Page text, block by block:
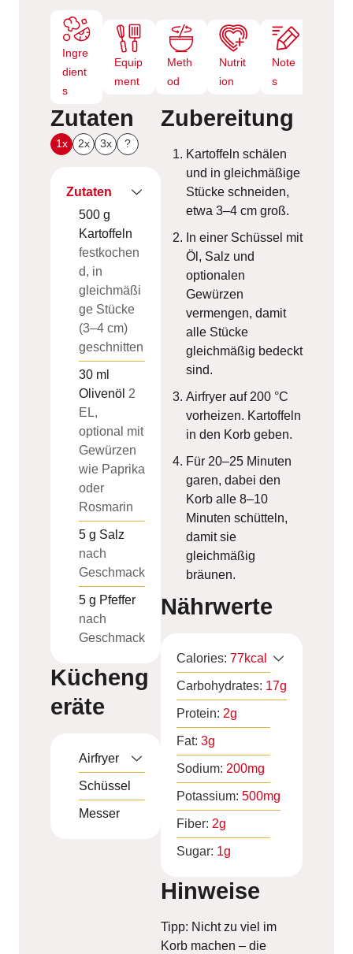
Ingre
dient
s
Equip
ment
Meth
od
Nutrit
ion
Note
s
Zutaten
1x 2x 3x ?
Zutaten
500 g
Kartoffeln
festkochen
d, in
gleichmäßi
ge Stücke
(3–4 cm)
geschnitten
30 ml
Olivenöl 2
EL,
optional mit
Gewürzen
wie Paprika
oder
Rosmarin
5 g Salz
nach
Geschmack
5 g Pfeffer
nach
Geschmack
Kücheng
eräte
Airfryer
Schüssel
Messer
Zubereitung
Kartoffeln schälen
und in gleichmäßige
Stücke schneiden,
etwa 3–4 cm groß.
In einer Schüssel mit
Öl, Salz und
optionalen
Gewürzen
vermengen, damit
alle Stücke
gleichmäßig bedeckt
sind.
Airfryer auf 200 °C
vorheizen. Kartoffeln
in den Korb geben.
Für 20–25 Minuten
garen, dabei den
Korb alle 8–10
Minuten schütteln,
damit sie
gleichmäßig
bräunen.
Nährwerte
Calories: 77kcal
Carbohydrates: 17g
Protein: 2g
Fat: 3g
Sodium: 200mg
Potassium: 500mg
Fiber: 2g
Sugar: 1g
Hinweise
Tipp: Nicht zu viel im
Korb machen – die